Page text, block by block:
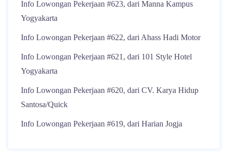
Info Lowongan Pekerjaan #623, dari Manna Kampus
Yogyakarta
Info Lowongan Pekerjaan #622, dari Ahass Hadi Motor
Info Lowongan Pekerjaan #621, dari 101 Style Hotel
Yogyakarta
Info Lowongan Pekerjaan #620, dari CV. Karya Hidup
Santosa/Quick
Info Lowongan Pekerjaan #619, dari Harian Jogja